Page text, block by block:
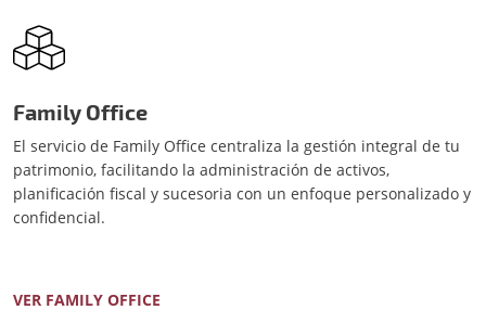
Family Office
El servicio de Family Office centraliza la gestión integral de tu
patrimonio, facilitando la administración de activos,
planificación fiscal y sucesoria con un enfoque personalizado y
confidencial.
VER FAMILY OFFICE